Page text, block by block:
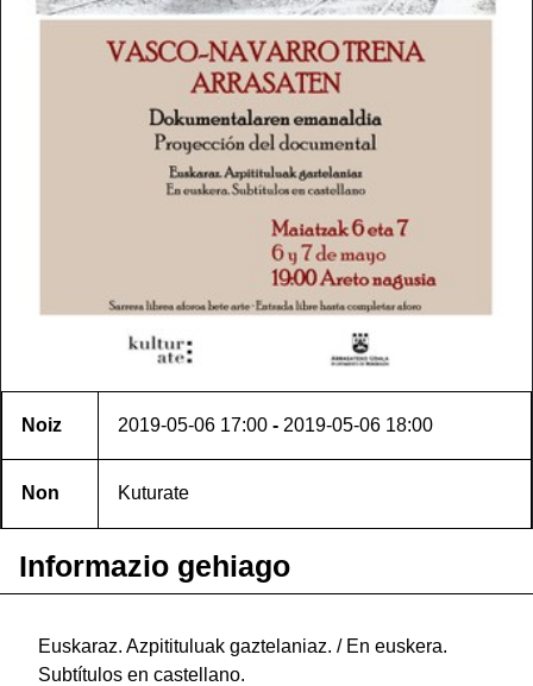
Noiz 2019-05-06 17:00 - 2019-05-06 18:00
Non Kuturate
Informazio gehiago
Euskaraz. Azpitituluak gaztelaniaz. / En euskera.
Subtítulos en castellano.